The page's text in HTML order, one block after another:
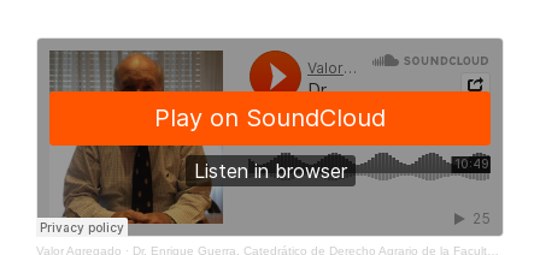
Valor Agregado · Dr. Enrique Guerra, Catedrático de Derecho Agrario de la Facultad de Derecho de la UDELAR